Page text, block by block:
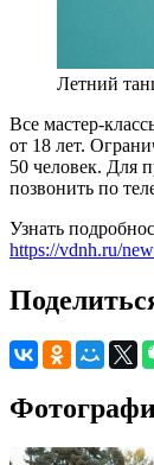
Летний
Все мастер-
от 18 лет.
50 человек. Для
позвонить по
Узнать
https://vdnh.ru/